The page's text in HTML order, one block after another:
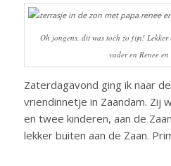
Oh jongens, dit was toch zo fijn! Lekker
vader en Renee
Zaterdagavond ging ik naar
vriendinnetje in Zaandam. Zij
en twee kinderen, aan de
lekker buiten aan de Zaan.